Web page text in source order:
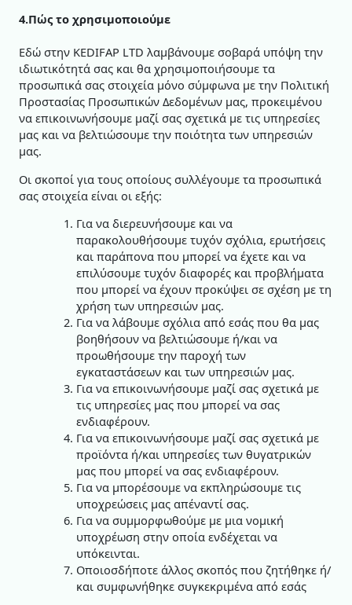
4.Πώς το χρησιμοποιούμε
Εδώ στην KEDIFAP LTD λαμβάνουμε σοβαρά υπόψη την
ιδιωτικότητά σας και θα χρησιμοποιήσουμε τα
προσωπικά σας στοιχεία μόνο σύμφωνα με την Πολιτική
Προστασίας Προσωπικών Δεδομένων μας, προκειμένου
να επικοινωνήσουμε μαζί σας σχετικά με τις υπηρεσίες
μας και να βελτιώσουμε την ποιότητα των υπηρεσιών
μας.
Οι σκοποί για τους οποίους συλλέγουμε τα προσωπικά
σας στοιχεία είναι οι εξής:
Για να διερευνήσουμε και να
παρακολουθήσουμε τυχόν σχόλια, ερωτήσεις
και παράπονα που μπορεί να έχετε και να
επιλύσουμε τυχόν διαφορές και προβλήματα
που μπορεί να έχουν προκύψει σε σχέση με τη
χρήση των υπηρεσιών μας.
Για να λάβουμε σχόλια από εσάς που θα μας
βοηθήσουν να βελτιώσουμε ή/και να
προωθήσουμε την παροχή των
εγκαταστάσεων και των υπηρεσιών μας.
Για να επικοινωνήσουμε μαζί σας σχετικά με
τις υπηρεσίες μας που μπορεί να σας
ενδιαφέρουν.
Για να επικοινωνήσουμε μαζί σας σχετικά με
προϊόντα ή/και υπηρεσίες των θυγατρικών
μας που μπορεί να σας ενδιαφέρουν.
Για να μπορέσουμε να εκπληρώσουμε τις
υποχρεώσεις μας απέναντί σας.
Για να συμμορφωθούμε με μια νομική
υποχρέωση στην οποία ενδέχεται να
υπόκεινται.
Οποιοσδήποτε άλλος σκοπός που ζητήθηκε ή/
και συμφωνήθηκε συγκεκριμένα από εσάς